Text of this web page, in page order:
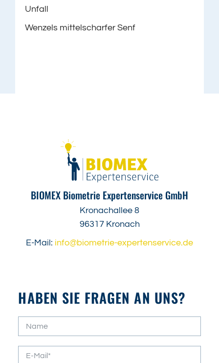
Unfall
Wenzels mittelscharfer Senf
BIOMEX Biometrie Expertenservice GmbH
Kronachallee 8
96317 Kronach
E-Mail: info@biometrie-expertenservice.de
HABEN SIE FRAGEN AN UNS?